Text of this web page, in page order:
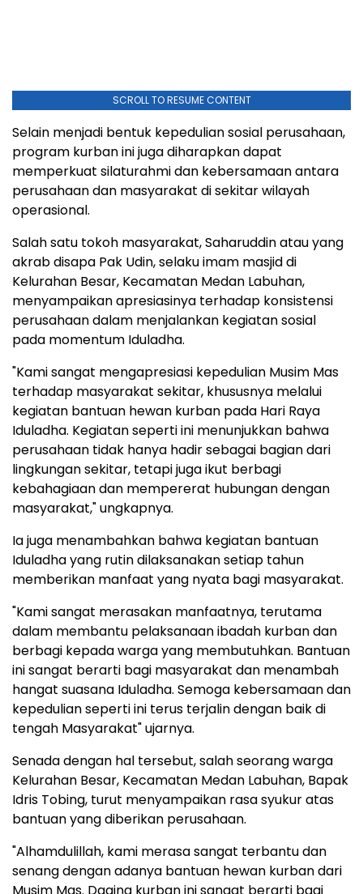
SCROLL TO RESUME CONTENT
Selain menjadi bentuk kepedulian sosial perusahaan,
program kurban ini juga diharapkan dapat
memperkuat silaturahmi dan kebersamaan antara
perusahaan dan masyarakat di sekitar wilayah
operasional.
Salah satu tokoh masyarakat, Saharuddin atau yang
akrab disapa Pak Udin, selaku imam masjid di
Kelurahan Besar, Kecamatan Medan Labuhan,
menyampaikan apresiasinya terhadap konsistensi
perusahaan dalam menjalankan kegiatan sosial
pada momentum Iduladha.
"Kami sangat mengapresiasi kepedulian Musim Mas
terhadap masyarakat sekitar, khususnya melalui
kegiatan bantuan hewan kurban pada Hari Raya
Iduladha. Kegiatan seperti ini menunjukkan bahwa
perusahaan tidak hanya hadir sebagai bagian dari
lingkungan sekitar, tetapi juga ikut berbagi
kebahagiaan dan mempererat hubungan dengan
masyarakat," ungkapnya.
Ia juga menambahkan bahwa kegiatan bantuan
Iduladha yang rutin dilaksanakan setiap tahun
memberikan manfaat yang nyata bagi masyarakat.
"Kami sangat merasakan manfaatnya, terutama
dalam membantu pelaksanaan ibadah kurban dan
berbagi kepada warga yang membutuhkan. Bantuan
ini sangat berarti bagi masyarakat dan menambah
hangat suasana Iduladha. Semoga kebersamaan dan
kepedulian seperti ini terus terjalin dengan baik di
tengah Masyarakat" ujarnya.
Senada dengan hal tersebut, salah seorang warga
Kelurahan Besar, Kecamatan Medan Labuhan, Bapak
Idris Tobing, turut menyampaikan rasa syukur atas
bantuan yang diberikan perusahaan.
"Alhamdulillah, kami merasa sangat terbantu dan
senang dengan adanya bantuan hewan kurban dari